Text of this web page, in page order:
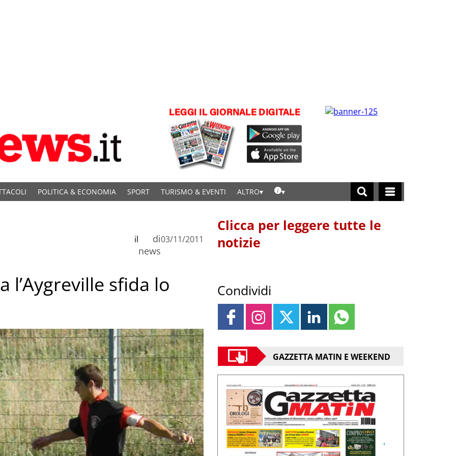
POLITICA & ECONOMIA SPORT TURISMO & EVENTI ALTRO
di
news
il 03/11/2011
l’Aygreville sfida lo
Clicca per leggere tutte le
notizie
Condividi
GAZZETTA MATIN E WEEKEND